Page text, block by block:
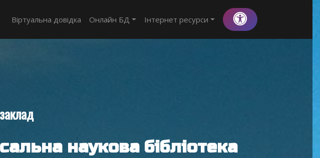
Віртуальна довідка Онлайн БД Інтернет ресурси
наукова бібліотека